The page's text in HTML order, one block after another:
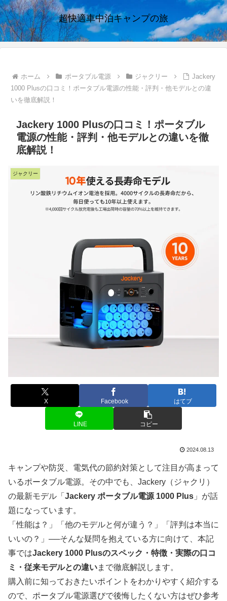
超快適車中泊キャンプの旅
ホーム ポータブル電源 ジャクリー
Jackery
1000 Plusの口コミ！ポータブル電源の性能・評判・他モデルとの違
いを徹底解説！
Jackery 1000 Plusの口コミ！ポータブル
電源の性能・評判・他モデルとの違いを徹
底解説！
ジャクリー
X Facebook はてブ
LINE コピー
2024.08.13
キャンプや防災、電気代の節約対策として注目が高まって
いるポータブル電源。その中でも、Jackery（ジャクリ）
の最新モデル「 Jackery ポータブル電源 1000 Plus 」が話
題になっています。
「性能は？」「他のモデルと何が違う？」「評判は本当に
いいの？」──そんな疑問を抱えている方に向けて、本記
事ではJackery 1000 Plusのスペック・特徴・実際の口コ
ミ・従来モデルとの違いまで徹底解説します。
購入前に知っておきたいポイントをわかりやすく紹介する
ので、ポータブル電源選びで後悔したくない方はぜひ参考